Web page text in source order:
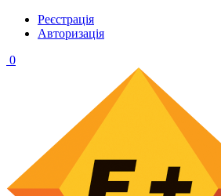
Реєстрація
Авторизація
0